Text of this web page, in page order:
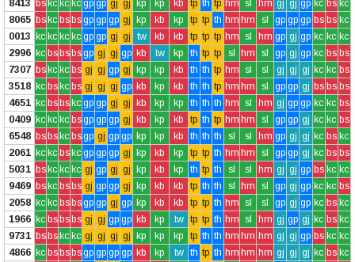
8413 bs kc kc kc gp gp gj gj kp kp kb tp th tp hm sl hm gj gj gp kc bs kc
8065 bskc bsbsgp gp gp gj kp kb kp tp tp th hm hm sl gp gp gp bs bs kc
0013 kc kc kc kc gp gp gj gj tw kb kb tp tp tp hm sl hm gp gj gp kc kc kc
2996 kc bsbsbsgp gj gj gp kb tw kp th tp tp sl hm sl gp gj gp kc bs bs
7307 bskc kc bs gj gj gp gj kp kp kb th th tp hm sl sl gj gj gj kc kc bs
3518 kc bskc bs gj gj gj gp kb kp kb th th tp hm hm sl gp gp gj bs bs bs
4651 kc bsbskc gp gp gj gj kb kp kp th th th hm sl hm gj gp gp kc kc bs
0409 kc kc kc bsgp gp gp gj kb kp kb tp th tp hm hm sl gp gp gj kc kc bs
6548 bsbskc bsgp gj gp gp kp kp kb th th th sl sl hm gp gj gj kc bs kc
2061 kc kc bskc gp gp gp gj kp kb kp tp tp th hm hm sl gp gp gj kc bs bs
5031 bskc kc kc gj gp gj gj kp kb kp th tp th sl sl hm gj gj gp bs kc kc
9469 bskc bsbs gj gp gp gj kp kb kb tp th th sl hm sl gp gj gp kc kc bs
2058 kc kc bsbsgp gp gj gp kp kb kb tp tp th hm sl sl gp gj gp kc bs kc
1966 kc bsbsbs gj gj gp gp kb kp tw tp tp th hm sl hm gj gp gj kc bs kc
9731 bsbskc kc gj gj gj gj kp kp kp tp th th hm hm hm gj gj gp bs kc kc
4866 kc bsbsbsgp gp gp gp kb kp tw th tp th hm hm hm gj gj gj kc bs kc